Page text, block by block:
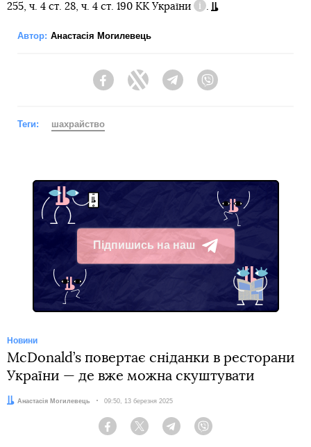
255, ч. 4 ст. 28, ч. 4 ст. 190 КК України
Довідка
Автор: Анастасія Могилевець
FacebookTwitter Telegram
Теги: шахрайство
Підпишись на наш
Telegram
Новини
McDonald’s повертає сніданки в ресторани
України — де вже можна скуштувати
Автор:
Анастасія Могилевець Дата:
09:50, 13 березня 2025
Facebook Twitter Telegram